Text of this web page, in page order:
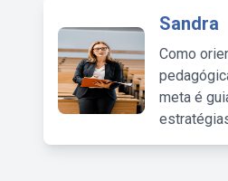
Sandra
Como
meta é